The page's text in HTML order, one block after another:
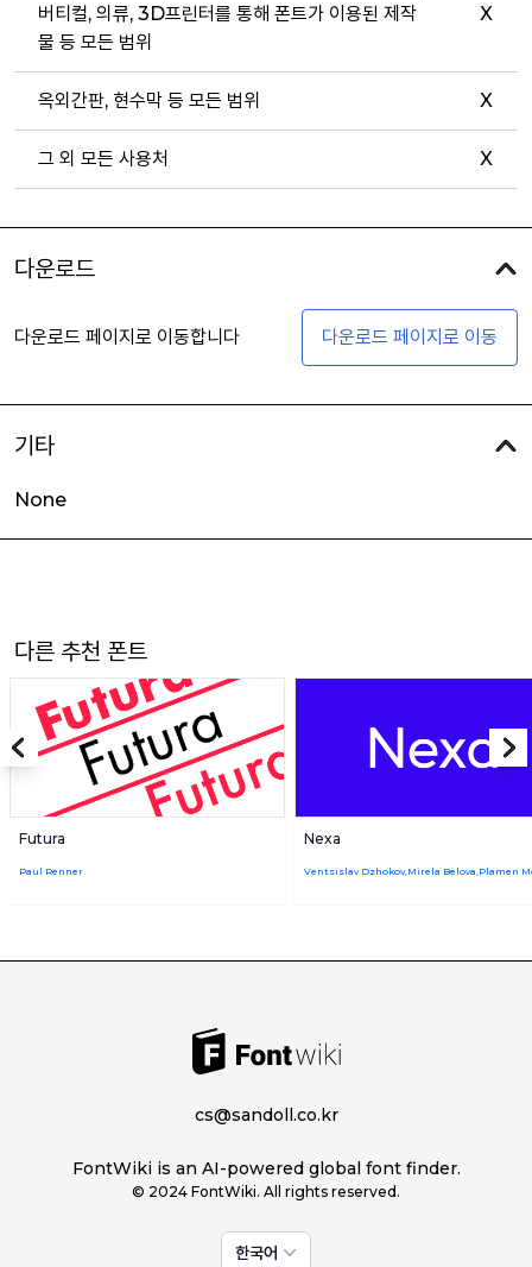
버티컬, 의류, 3D프린터를 통해 폰트가 이용된 제작
물 등 모든 범위
X
옥외간판, 현수막 등 모든 범위 X
그 외 모든 사용처 X
다운로드
다운로드 페이지로 이동합니다 다운로드 페이지로 이동
기타
None
다른 추천 폰트
Futura
Paul Renner
Nexa
cs@sandoll.co.kr
FontWiki is an AI-powered global font finder.
© 2024 FontWiki. All rights reserved.
한국어